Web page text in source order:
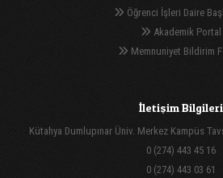
Öğrenci İşleri Daire
Akademik Portal
Memnuniyet Bildirim
İletişim Bilgileri
Kütahya Dumlupınar Üniv. Merkez Kampüs
0 (274) 443 45 16
0 (274) 443 03 61